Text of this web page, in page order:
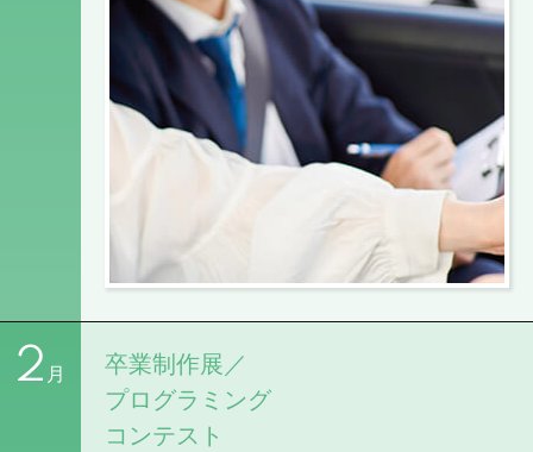
2 月
卒業制作展／
プログラミング
コンテスト